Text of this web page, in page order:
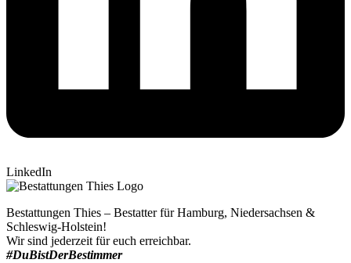
LinkedIn
Bestattungen Thies – Bestatter für Hamburg, Niedersachsen &
Schleswig-Holstein!
Wir sind jederzeit für euch erreichbar.
#DuBistDerBestimmer